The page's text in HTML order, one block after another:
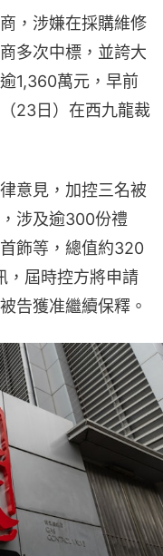
，涉嫌在採購維修
多次中標，並誇大
1,360萬元，早前
23日）在西九龍裁
意見，加控三名被
涉及逾300份禮
飾等，總值約320
，屆時控方將申請
告獲准繼續保釋。